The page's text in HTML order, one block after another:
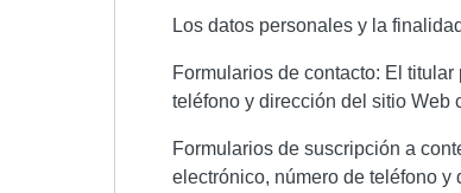
Los datos personales y la
Formularios de contacto: El
teléfono y dirección del sitio Web
Formularios de suscripción a
electrónico, número de teléfono